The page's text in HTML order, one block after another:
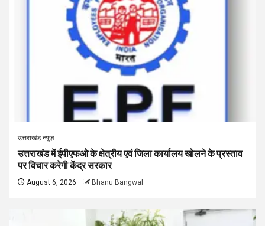
उत्तराखंड न्यूज़
उत्तराखंड में ईपीएफओ के क्षेत्रीय एवं जिला कार्यालय खोलने के प्रस्ताव
पर विचार करेगी केंद्र सरकार
August 6, 2026 Bhanu Bangwal